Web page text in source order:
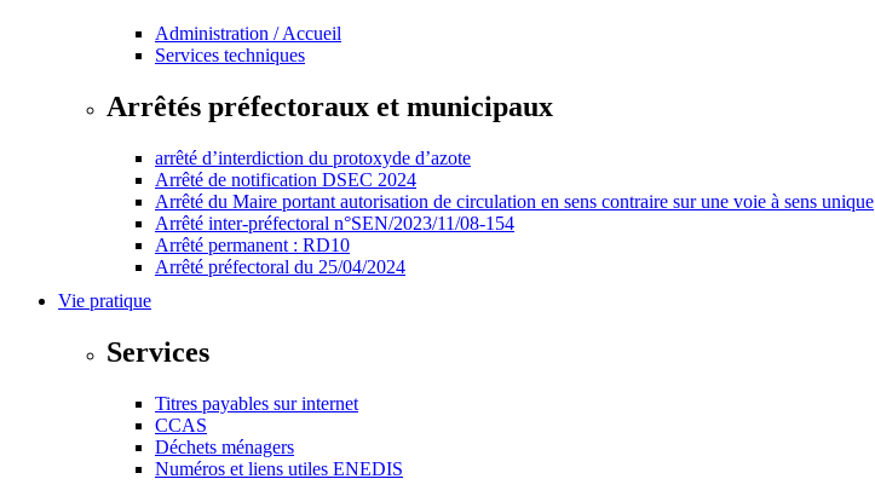
Administration / Accueil
Services techniques
Arrêtés préfectoraux et municipaux
arrêté d’interdiction du protoxyde d’azote
Arrêté de notification DSEC 2024
Arrêté du Maire portant autorisation de circulation en sens contraire sur une voie à sens unique
Arrêté inter-préfectoral n°SEN/2023/11/08-154
Arrêté permanent : RD10
Arrêté préfectoral du 25/04/2024
Vie pratique
Services
Titres payables sur internet
CCAS
Déchets ménagers
Numéros et liens utiles ENEDIS